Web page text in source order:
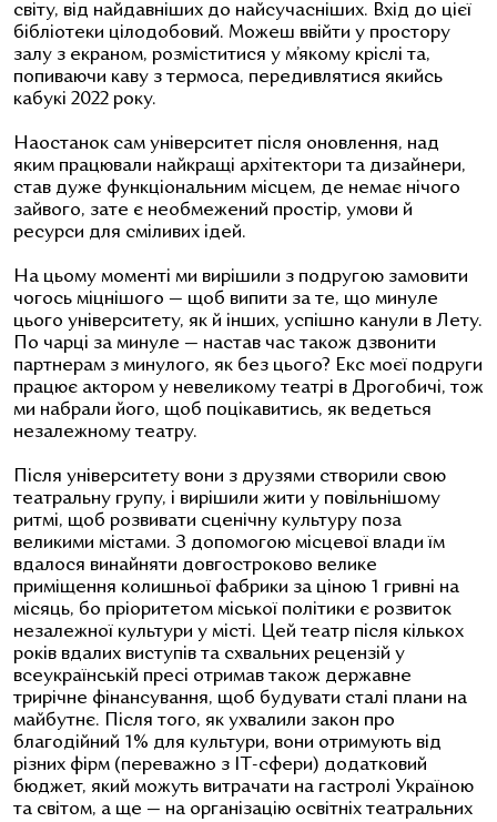
світу, від найдавніших до найсучасніших. Вхід до цієї
бібліотеки цілодобовий. Можеш ввійти у простору
залу з екраном, розміститися у м’якому кріслі та,
попиваючи каву з термоса, передивлятися якийсь
кабукі 2022 року.
Наостанок сам університет після оновлення, над
яким працювали найкращі архітектори та дизайнери,
став дуже функціональним місцем, де немає нічого
зайвого, зате є необмежений простір, умови й
ресурси для сміливих ідей.
На цьому моменті ми вирішили з подругою замовити
чогось міцнішого — щоб випити за те, що минуле
цього університету, як й інших, успішно канули в Лету.
По чарці за минуле — настав час також дзвонити
партнерам з минулого, як без цього? Екс моєї подруги
працює актором у невеликому театрі в Дрогобичі, тож
ми набрали його, щоб поцікавитись, як ведеться
незалежному театру.
Після університету вони з друзями створили свою
театральну групу, і вирішили жити у повільнішому
ритмі, щоб розвивати сценічну культуру поза
великими містами. З допомогою місцевої влади їм
вдалося винайняти довгостроково велике
приміщення колишньої фабрики за ціною 1 гривні на
місяць, бо пріоритетом міської політики є розвиток
незалежної культури у місті. Цей театр після кількох
років вдалих виступів та схвальних рецензій у
всеукраїнській пресі отримав також державне
трирічне фінансування, щоб будувати сталі плани на
майбутнє. Після того, як ухвалили закон про
благодійний 1% для культури, вони отримують від
різних фірм (переважно з ІT-сфери) додатковий
бюджет, який можуть витрачати на гастролі Україною
та світом, а ще — на організацію освітніх театральних